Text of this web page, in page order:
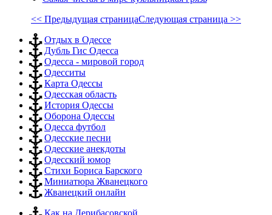
<< Предыдущая страницаСледующая страница >>
Отдых в Одессе
Дубль Гис Одесса
Одесса - мировой город
Одесситы
Карта Одессы
Одесская область
История Одессы
Оборона Одессы
Одесса футбол
Одесские песни
Одесские анекдоты
Одесский юмор
Стихи Бориса Барского
Миниатюра Жванецкого
Жванецкий онлайн
Как на Дерибасовской